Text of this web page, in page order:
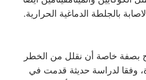
بالجلطة الدماغية الحرارية.
بصفة خاصة أن نقلل من الخطر
وفقا لدراسة حديثة قدمت في